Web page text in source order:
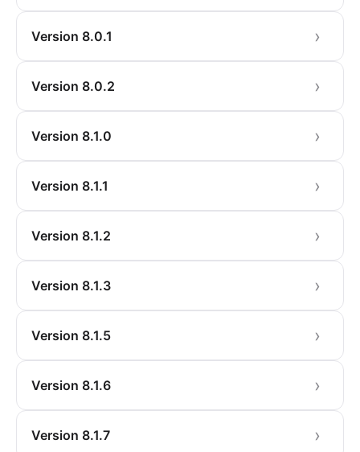
Version 8.0.1
Version 8.0.2
Version 8.1.0
Version 8.1.1
Version 8.1.2
Version 8.1.3
Version 8.1.5
Version 8.1.6
Version 8.1.7